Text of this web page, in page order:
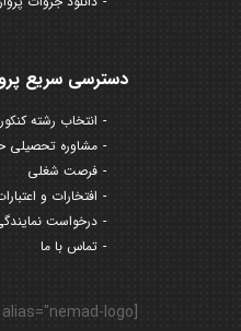
دسترسی سریع
انتخاب رشته کنکور 1403
مشاوره تحصیلی
فرصت شغلی
افتخارات و
درخواست
تماس با ما
[rev_slider alias="nemad-logo"]